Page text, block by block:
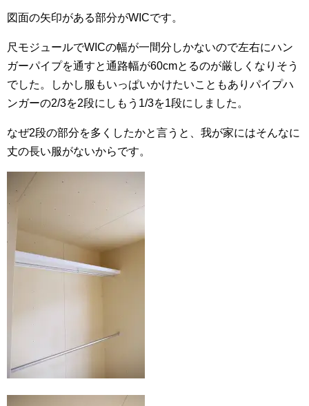
図面の矢印がある部分がWICです。
尺モジュールでWICの幅が一間分しかないので左右にハン
ガーパイプを通すと通路幅が60cmとるのが厳しくなりそう
でした。しかし服もいっぱいかけたいこともありパイプハ
ンガーの2/3を2段にしもう1/3を1段にしました。
なぜ2段の部分を多くしたかと言うと、我が家にはそんなに
丈の長い服がないからです。